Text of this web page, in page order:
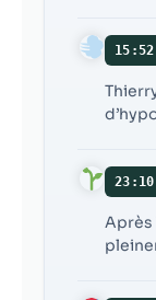
15:52
23:10
Après